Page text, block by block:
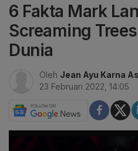
6 Fakta Mark
Screaming
Dunia
Oleh Jean Ayu Karna
23 Februari 2022, 14:05